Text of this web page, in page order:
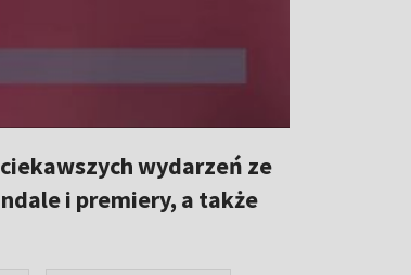
wydarzeń ze
i premiery, a także